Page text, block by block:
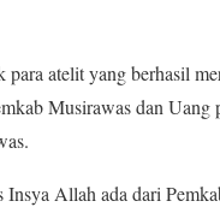
para atelit yang berhasil
Musirawas dan Uang
Insya Allah ada dari